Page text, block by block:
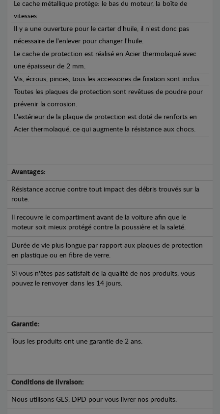
Le cache métallique protège: le bas du moteur, la boîte de
vitesses
Il y a une ouverture pour le carter d'huile, il n'est donc pas
nécessaire de l'enlever pour changer l'huile.
Le cache de protection est réalisé en Acier thermolaqué avec
une épaisseur de 2 mm.
Vis, écrous, pinces, tous les accessoires de fixation sont inclus.
Toutes les plaques de protection sont revêtues de poudre pour
prévenir la corrosion.
L'extérieur de la plaque de protection est doté de renforts en
Acier thermolaqué, ce qui augmente la résistance aux chocs.
Avantages:
Résistance accrue contre tout impact des débris trouvés sur la
route.
Il recouvre le compartiment avant de la voiture afin que le
moteur soit mieux protégé contre la poussière et la saleté.
Durée de vie plus longue par rapport aux plaques de protection
en plastique ou en fibre de verre.
Si vous n'êtes pas satisfait de la qualité de nos produits, vous
pouvez le renvoyer dans les 14 jours.
Garantie:
Tous les produits ont une garantie de 2 ans.
Conditions de livraison:
Nous utilisons GLS, DPD pour vous livrer nos produits.